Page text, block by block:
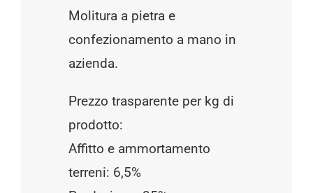
Molitura a pietra e
confezionamento a mano in
azienda.
Prezzo trasparente per kg di
prodotto:
Affitto e ammortamento
terreni: 6,5%